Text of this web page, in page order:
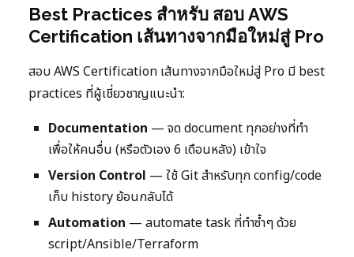
Best Practices สำหรับ สอบ AWS
Certification เส้นทางจากมือใหม่สู่ Pro
สอบ AWS Certification เส้นทางจากมือใหม่สู่ Pro มี best
practices ที่ผู้เชี่ยวชาญแนะนำ:
Documentation — จด document ทุกอย่างที่ทำ
เพื่อให้คนอื่น (หรือตัวเอง 6 เดือนหลัง) เข้าใจ
Version Control — ใช้ Git สำหรับทุก config/code
เก็บ history ย้อนกลับได้
Automation — automate task ที่ทำซ้ำๆ ด้วย
script/Ansible/Terraform